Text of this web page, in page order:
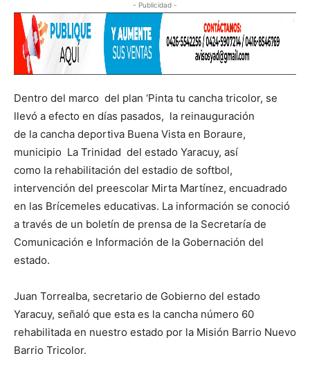
- Publicidad -
Dentro del marco del plan ‘Pinta tu cancha tricolor, se
llevó a efecto en días pasados, la reinauguración
de la cancha deportiva Buena Vista en Boraure,
municipio La Trinidad del estado Yaracuy, así
como la rehabilitación del estadio de softbol,
intervención del preescolar Mirta Martínez, encuadrado
en las Brícemeles educativas. La información se conoció
a través de un boletín de prensa de la Secretaría de
Comunicación e Información de la Gobernación del
estado.
Juan Torrealba, secretario de Gobierno del estado
Yaracuy, señaló que esta es la cancha número 60
rehabilitada en nuestro estado por la Misión Barrio Nuevo
Barrio Tricolor.